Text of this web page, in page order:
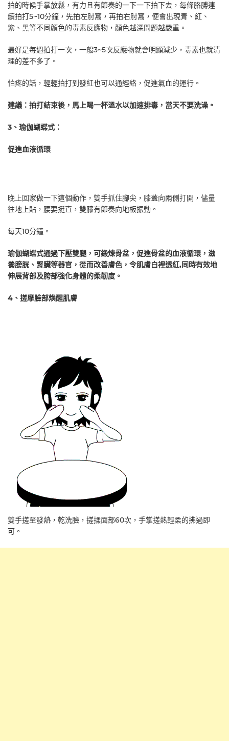
拍的時候手掌放鬆，有力且有節奏的一下一下拍下去，每條胳膊連
續拍打5~10分鐘，先拍左肘窩，再拍右肘窩，便會出現青、紅、
紫、黑等不同顏色的毒素反應物，顏色越深問題越嚴重。
最好是每週拍打一次，一般3~5次反應物就會明顯減少，毒素也就清
理的差不多了。
怕疼的話，輕輕拍打到發紅也可以通經絡，促進氣血的運行。
建議：拍打結束後，馬上喝一杯溫水以加速排毒，當天不要洗澡。
3、瑜伽蝴蝶式：
促進血液循環
晚上回家做一下這個動作，雙手抓住腳尖，膝蓋向兩側打開，儘量
往地上貼，腰要挺直，雙膝有節奏向地板振動。
每天10分鐘。
瑜伽蝴蝶式通過下壓雙腿，可鍛煉骨盆，促進骨盆的血液循環，滋
養膀胱、腎臟等器官，從而改善膚色，令肌膚白裡透紅,同時有效地
伸展背部及胯部強化身體的柔韌度。
4、搓摩臉部煥醒肌膚
雙手搓至發熱，乾洗臉，搓揉面部60次，手掌搓熱輕柔的拂過即
可。